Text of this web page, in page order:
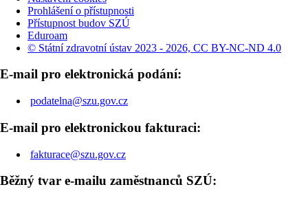
Prohlášení o přístupnosti
Přístupnost budov SZÚ
Eduroam
© Státní zdravotní ústav 2023 - 2026, CC BY-NC-ND 4.0
E-mail pro elektronická podání:
podatelna@szu.gov.cz
E-mail pro elektronickou fakturaci:
fakturace@szu.gov.cz
Běžný tvar e-mailu zaměstnanců SZÚ: